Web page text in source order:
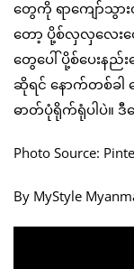
တွေကို ရာကျော်သွာ
တော့ ပို့စ်လှလှလေး
တွေပေါ် ပို့စ်ပေးနည်
ဆိုရင် နောက်တစ်ခါ
ဓာတ်ပုံရိုက်ရုံပါပဲ။
Photo Source:
By MyStyle